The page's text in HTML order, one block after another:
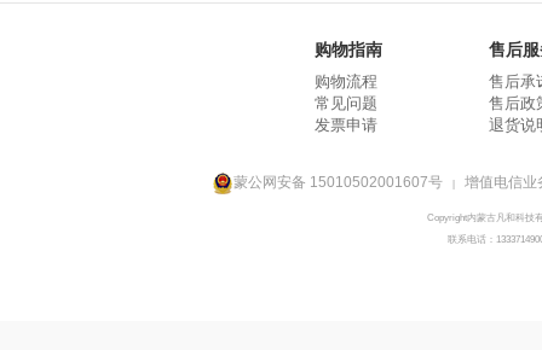
购物指南
购物流程
常见问题
发票申请
售后
售后承
售后政
退货说
蒙公网安备 15010502001607号 | 增值电信业
Copyright内蒙古凡和科技
联系电话：